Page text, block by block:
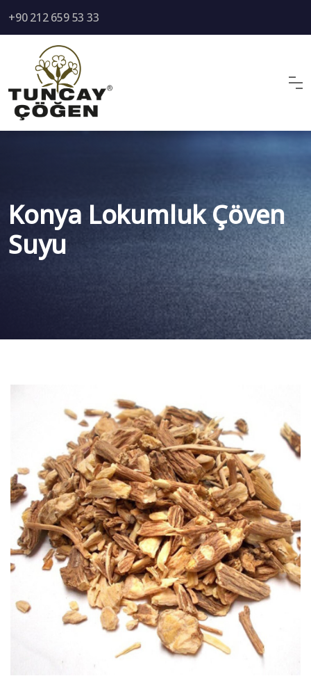
+90 212 659 53 33
Konya Lokumluk Çöven
Suyu